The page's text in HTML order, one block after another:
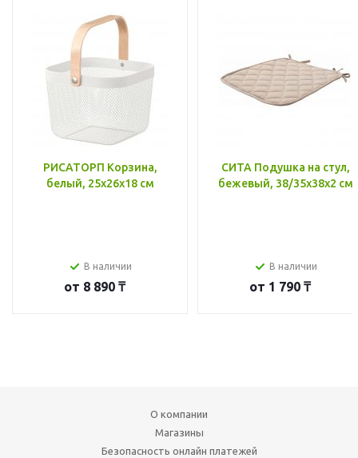
РИСАТОРП Корзина,
белый, 25x26x18 см
В наличии
от 8 890 ₸
СИТА Подушка на стул,
бежевый, 38/35x38x2 см
В наличии
от 1 790 ₸
О компании
Магазины
Безопасность онлайн платежей